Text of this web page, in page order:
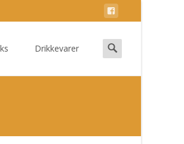
Drikkevarer
Search
for: